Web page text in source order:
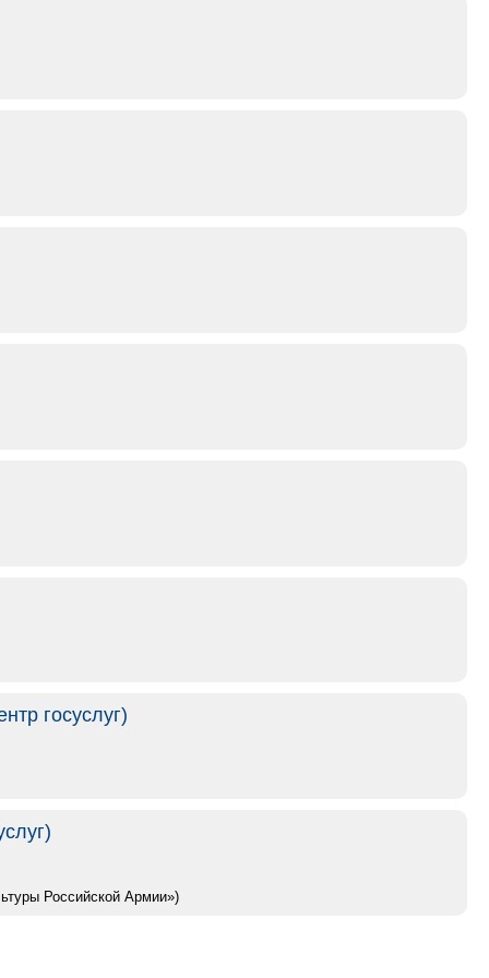
госуслуг)
Российской Армии»)